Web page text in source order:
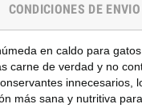
CONDICIONES DE ENVIO
en caldo para
carne de verdad y no
innecesarios,
más sana y nutritiva